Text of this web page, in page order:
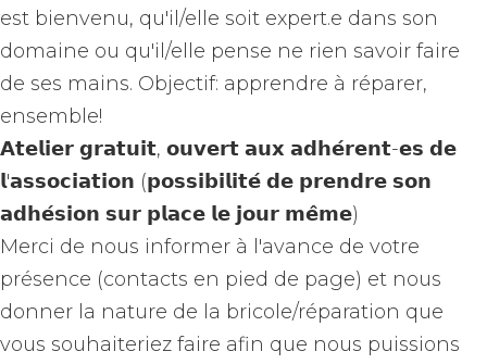
est bienvenu, qu'il/elle soit expert.e dans son
domaine ou qu'il/elle pense ne rien savoir faire
de ses mains. Objectif: apprendre à réparer,
ensemble!
𝗔𝘁𝗲𝗹𝗶𝗲𝗿 𝗴𝗿𝗮𝘁𝘂𝗶𝘁, 𝗼𝘂𝘃𝗲𝗿𝘁 𝗮𝘂𝘅 𝗮𝗱𝗵𝗲́𝗿𝗲𝗻𝘁-𝗲𝘀 𝗱𝗲
𝗹'𝗮𝘀𝘀𝗼𝗰𝗶𝗮𝘁𝗶𝗼𝗻 (𝗽𝗼𝘀𝘀𝗶𝗯𝗶𝗹𝗶𝘁𝗲́ 𝗱𝗲 𝗽𝗿𝗲𝗻𝗱𝗿𝗲 𝘀𝗼𝗻
𝗮𝗱𝗵𝗲́𝘀𝗶𝗼𝗻 𝘀𝘂𝗿 𝗽𝗹𝗮𝗰𝗲 𝗹𝗲 𝗷𝗼𝘂𝗿 𝗺𝗲̂𝗺𝗲)
Merci de nous informer à l'avance de votre
présence (contacts en pied de page) et nous
donner la nature de la bricole/réparation que
vous souhaiteriez faire afin que nous puissions